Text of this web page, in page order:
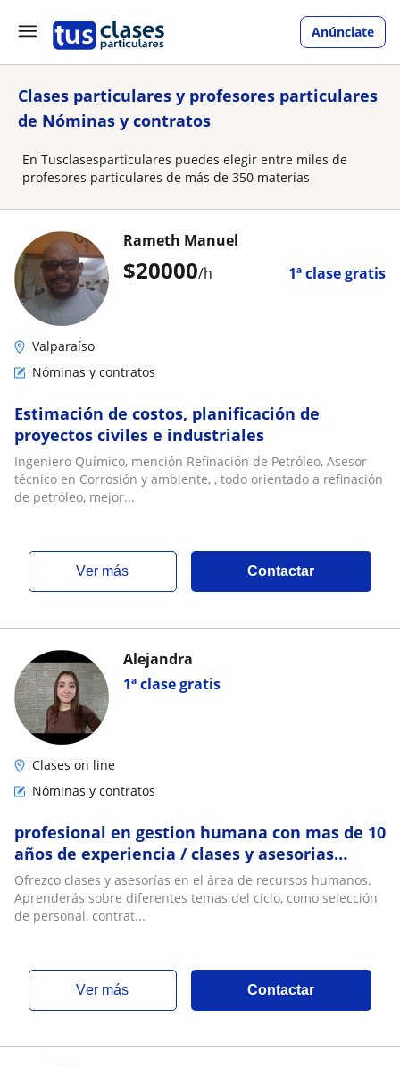
Anúnciate
Clases particulares y profesores particulares
de Nóminas y contratos
En Tusclasesparticulares puedes elegir entre miles de
profesores particulares de más de 350 materias
$20000/h 1ª clase gratis
Rameth Manuel
Valparaíso
Nóminas y contratos
Estimación de costos, planificación de
proyectos civiles e industriales
Ingeniero Químico, mención Refinación de Petróleo, Asesor
técnico en Corrosión y ambiente, , todo orientado a refinación
de petróleo, mejor...
ver más Contactar
1ª clase gratis
Alejandra
Clases on line
Nóminas y contratos
profesional en gestion humana con mas de 10
años de experiencia / clases y asesorias
personalizadas
Ofrezco clases y asesorías en el área de recursos humanos.
Aprenderás sobre diferentes temas del ciclo, como selección
de personal, contrat...
ver más Contactar